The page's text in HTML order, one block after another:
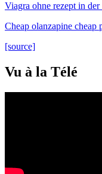
Viagra ohne rezept in
Cheap olanzapine cheap
[source]
Vu à la Télé